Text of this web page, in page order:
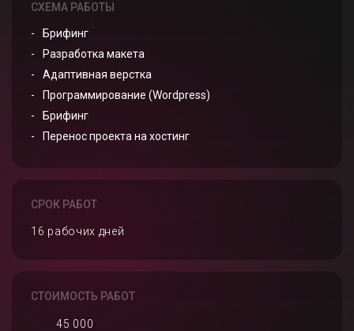
СХЕМА РАБОТЫ
Брифинг
Разработка макета
Адаптивная верстка
Программирование (Wordpress)
Брифинг
Перенос проекта на хостинг
СРОК РАБОТ
16 рабочих дней
СТОИМОСТЬ РАБОТ
45 000